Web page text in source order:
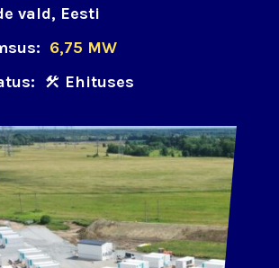
vald, Eesti
6,75 MW
Ehituses